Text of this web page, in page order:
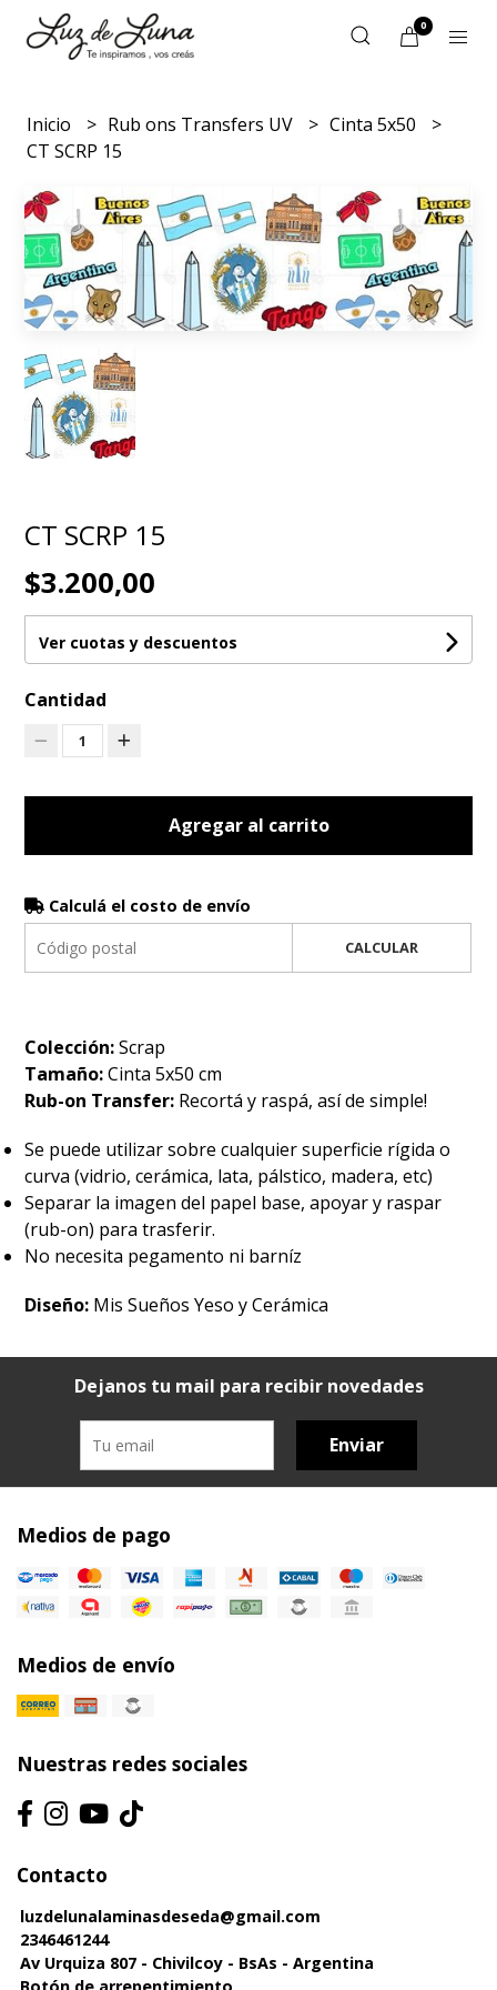
0
Inicio Rub ons Transfers UV
Cinta 5x50
CT SCRP 15
CT SCRP 15
$3.200,00
Ver cuotas y descuentos
Cantidad
1
Agregar al carrito
Calculá el costo de envío
CALCULAR
Colección:Scrap
Tamaño:Cinta 5x50 cm
Rub-on Transfer: Recortá y raspá, así de simple!
Se puede utilizar sobre cualquier superficie rígida o
curva (vidrio, cerámica, lata, pálstico, madera, etc)
Separar la imagen del papel base, apoyar y raspar
(rub-on) para trasferir.
No necesita pegamento ni barníz
Diseño: Mis Sueños Yeso y Cerámica
Dejanos tu mail para recibir novedades
Enviar
Medios de pago
Medios de envío
Nuestras redes sociales
Contacto
luzdelunalaminasdeseda@gmail.com
2346461244
Av Urquiza 807 - Chivilcoy - BsAs - Argentina